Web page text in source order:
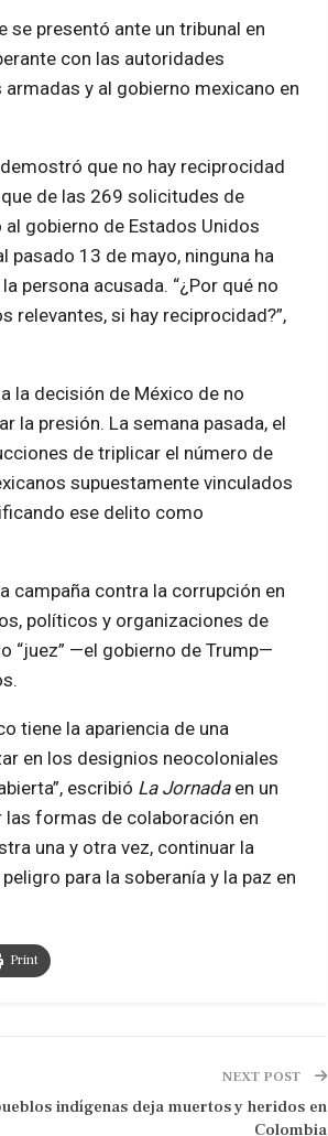
se presentó ante un tribunal en
con las autoridades
y al gobierno mexicano en
que no hay reciprocidad
de las 269 solicitudes de
gobierno de Estados Unidos
pasado 13 de mayo, ninguna ha
persona acusada. “¿Por qué no
relevantes, si hay reciprocidad?”,
la decisión de México de no
la presión. La semana pasada, el
de triplicar el número de
supuestamente vinculados
ese delito como
campaña contra la corrupción en
políticos y organizaciones de
“juez” —el gobierno de Trump—
tiene la apariencia de una
en los designios neocoloniales
escribió La Jornadaen un
formas de colaboración en
una y otra vez, continuar la
para la soberanía y la paz en
Print
NEXT POST
indígenas deja muertos y heridos en
Colombia